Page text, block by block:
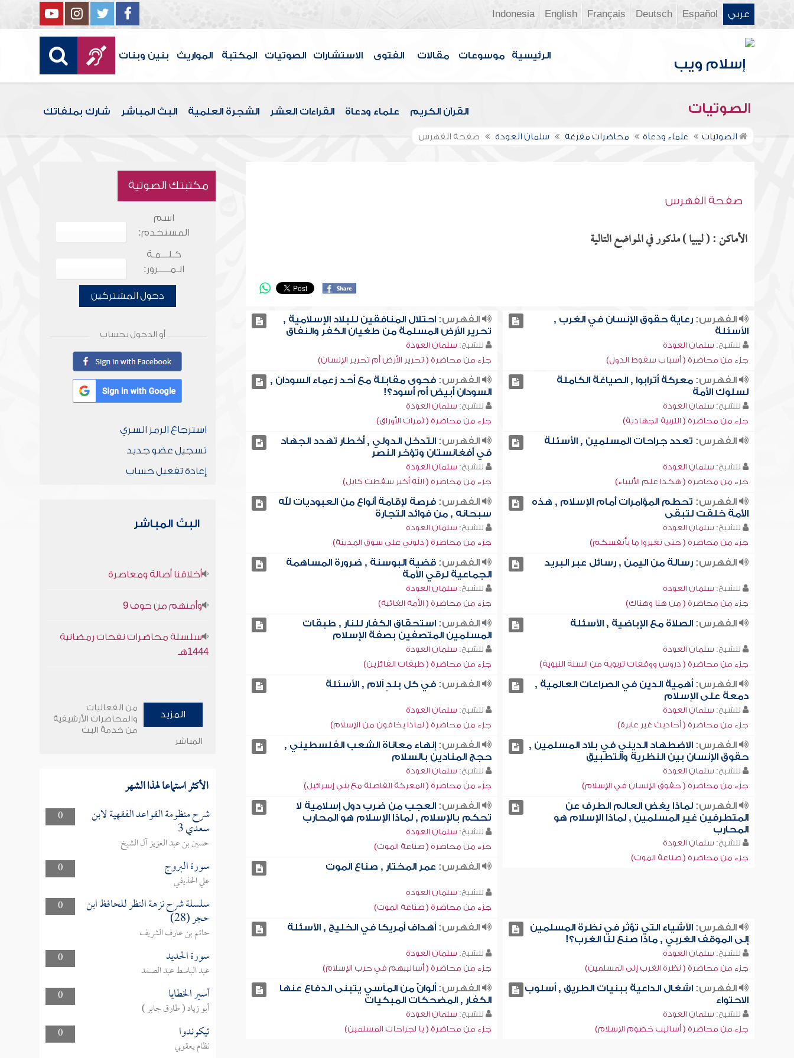
عربي Español
Deutsch
Français
English
Indonesia
الرئيسية موسوعات مقالات الفتوى الاستشارات الصوتيات المكتبة المواريث بنين وبنات
الصوتيات القرآن الكريم علماء ودعاة القراءات العشر الشجرة العلمية البث المباشر شارك بملفاتك
الصوتيات علماء ودعاة محاضرات مفرغة سلمان العودة صفحة الفهرس
صفحة الفهرس
الأماكن : ( ليبيا ) مذكور في المواضع التالية
الفهرس:رعاية حقوق الإنسان في الغرب ,
الأسئلة
للشيخ: سلمان العودة
جزء من محاضرة ( أسباب سقوط الدول)
الفهرس: احتلال المنافقين للبلاد الإسلامية ,
تحرير الأرض المسلمة من طغيان الكفر والنفاق
للشيخ: سلمان العودة
جزء من محاضرة ( تحرير الأرض أم تحرير الإنسان)
الفهرس:معركة أترابوا , الصياغة الكاملة
لسلوك الأمة
للشيخ: سلمان العودة
جزء من محاضرة ( التربية الجهادية)
الفهرس: فحوى مقابلة مع أحد زعماء السودان ,
السودان أبيض أم أسود؟!
للشيخ: سلمان العودة
جزء من محاضرة ( ثمرات الأوراق)
الفهرس: تعدد جراحات المسلمين , الأسئلة
للشيخ: سلمان العودة
جزء من محاضرة ( هكذا علم الأنبياء)
الفهرس: التدخل الدولي , أخطار تهدد الجهاد
في أفغانستان وتؤخر النصر
للشيخ: سلمان العودة
جزء من محاضرة ( الله أكبر سقطت كابل)
الفهرس: تحطم المؤامرات أمام الإسلام , هذه
الأمة خلقت لتبقى
للشيخ: سلمان العودة
جزء من محاضرة ( حتى تغيروا ما بأنفسكم)
الفهرس: فرصة لإقامة أنواع من العبوديات لله
سبحانه , من فوائد التجارة
للشيخ: سلمان العودة
جزء من محاضرة ( دلوني على سوق المدينة)
الفهرس:رسالة من اليمن , رسائل عبر البريد
للشيخ: سلمان العودة
جزء من محاضرة ( من هنا وهناك)
الفهرس: قضية البوسنة , ضرورة المساهمة
الجماعية لرقي الأمة
للشيخ: سلمان العودة
جزء من محاضرة ( الأمة الغائبة)
الفهرس:الصلاة مع الإباضية , الأسئلة
للشيخ: سلمان العودة
جزء من محاضرة ( دروس ووقفات تربوية من السنة النبوية)
الفهرس: استحقاق الكفار للنار , طبقات
المسلمين المتصفين بصفة الإسلام
للشيخ: سلمان العودة
جزء من محاضرة ( طبقات الفائزين)
الفهرس:أهمية الدين في الصراعات العالمية ,
دمعة على الإسلام
للشيخ: سلمان العودة
جزء من محاضرة ( أحاديث غير عابرة)
الفهرس: في كل بلدٍ آلام , الأسئلة
للشيخ: سلمان العودة
جزء من محاضرة ( لماذا يخافون من الإسلام)
الفهرس:الاضطهاد الديني في بلاد المسلمين ,
حقوق الإنسان بين النظرية والتطبيق
للشيخ: سلمان العودة
جزء من محاضرة ( حقوق الإنسان في الإسلام)
الفهرس: إنهاء معاناة الشعب الفلسطيني ,
حجج المنادين بالسلام
للشيخ: سلمان العودة
جزء من محاضرة ( المعركة الفاصلة مع بني إسرائيل)
الفهرس:لماذا يغض العالم الطرف عن
المتطرفين غير المسلمين , لماذا الإسلام هو
المحارب
للشيخ: سلمان العودة
جزء من محاضرة ( صناعة الموت)
الفهرس: العجب من ضرب دول إسلامية لا
تحكم بالإسلام , لماذا الإسلام هو المحارب
للشيخ: سلمان العودة
جزء من محاضرة ( صناعة الموت)
الفهرس: عمر المختار , صناع الموت
للشيخ: سلمان العودة
جزء من محاضرة ( صناعة الموت)
الفهرس:الأشياء التي تؤثر في نظرة المسلمين
إلى الموقف الغربي , ماذا صنع لنا الغرب؟!
للشيخ: سلمان العودة
جزء من محاضرة ( نظرة الغرب إلى المسلمين)
الفهرس: أهداف أمريكا في الخليج , الأسئلة
للشيخ: سلمان العودة
جزء من محاضرة ( أساليبهم في حرب الإسلام)
الفهرس:اشغال الداعية ببنيات الطريق , أسلوب
الاحتواء
للشيخ: سلمان العودة
جزء من محاضرة ( أساليب خصوم الإسلام)
الفهرس: ألوانٌ من المآسي يتبنى الدفاع عنها
الكفار , المضحكات المبكيات
للشيخ: سلمان العودة
جزء من محاضرة ( يا لجراحات المسلمين)
مكتبتك الصوتية
اسم
المستخدم:
كـلـــمـة
الـمـــــرور:
دخول المشتركين
أو الدخول بحساب
استرجاع الرمز السري
تسجيل عضو جديد
إعادة تفعيل حساب
البث المباشر
أخلاقنا أصالة ومعاصرة
وأمنهم من خوف 9
سلسلة محاضرات نفحات رمضانية
1444هـ
المزيد
من الفعاليات
والمحاضرات الأرشيفية
من خدمة البث
المباشر
الأكثر استماعا لهذا الشهر
0 شرح منظومة القواعد الفقهية لابن
سعدي 3
حسين بن عبد العزيز آل الشيخ
0
سورة البروج
علي الحذيفي
0
سلسلة شرح نزهة النظر للحافظ ابن
حجر (28)
حاتم بن عارف الشريف
0
سورة الحديد
عبد الباسط عبد الصمد
0
أسير الخطايا
أبو زياد ( طارق جابر )
0
تيكوندوا
نظام يعقوبي